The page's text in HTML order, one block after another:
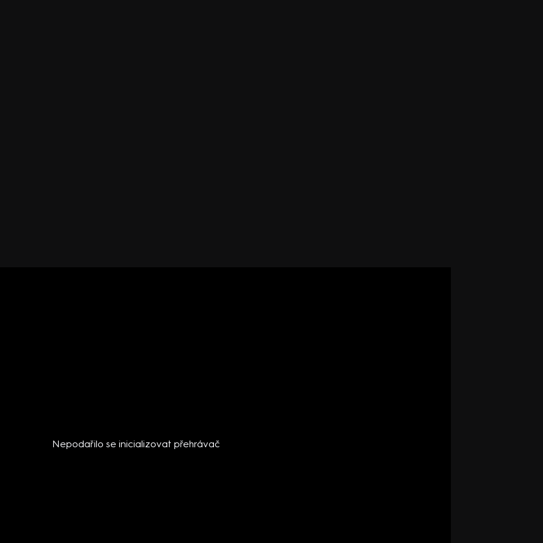
Nepodařilo se inicializovat přehrávač